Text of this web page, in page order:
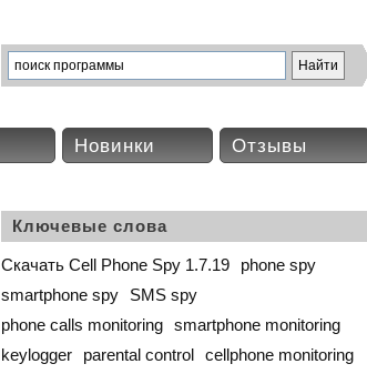
Новинки Отзывы
Ключевые слова
Скачать Cell Phone Spy 1.7.19
phone spy
smartphone spy
SMS spy
phone calls monitoring smartphone monitoring
keylogger
parental control cellphone monitoring